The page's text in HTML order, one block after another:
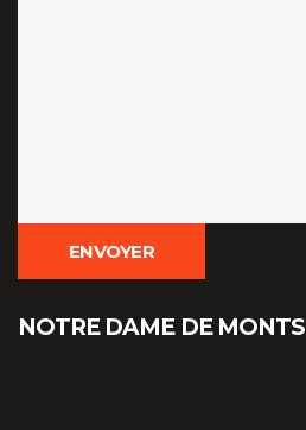
NOTRE DAME DE MONTS